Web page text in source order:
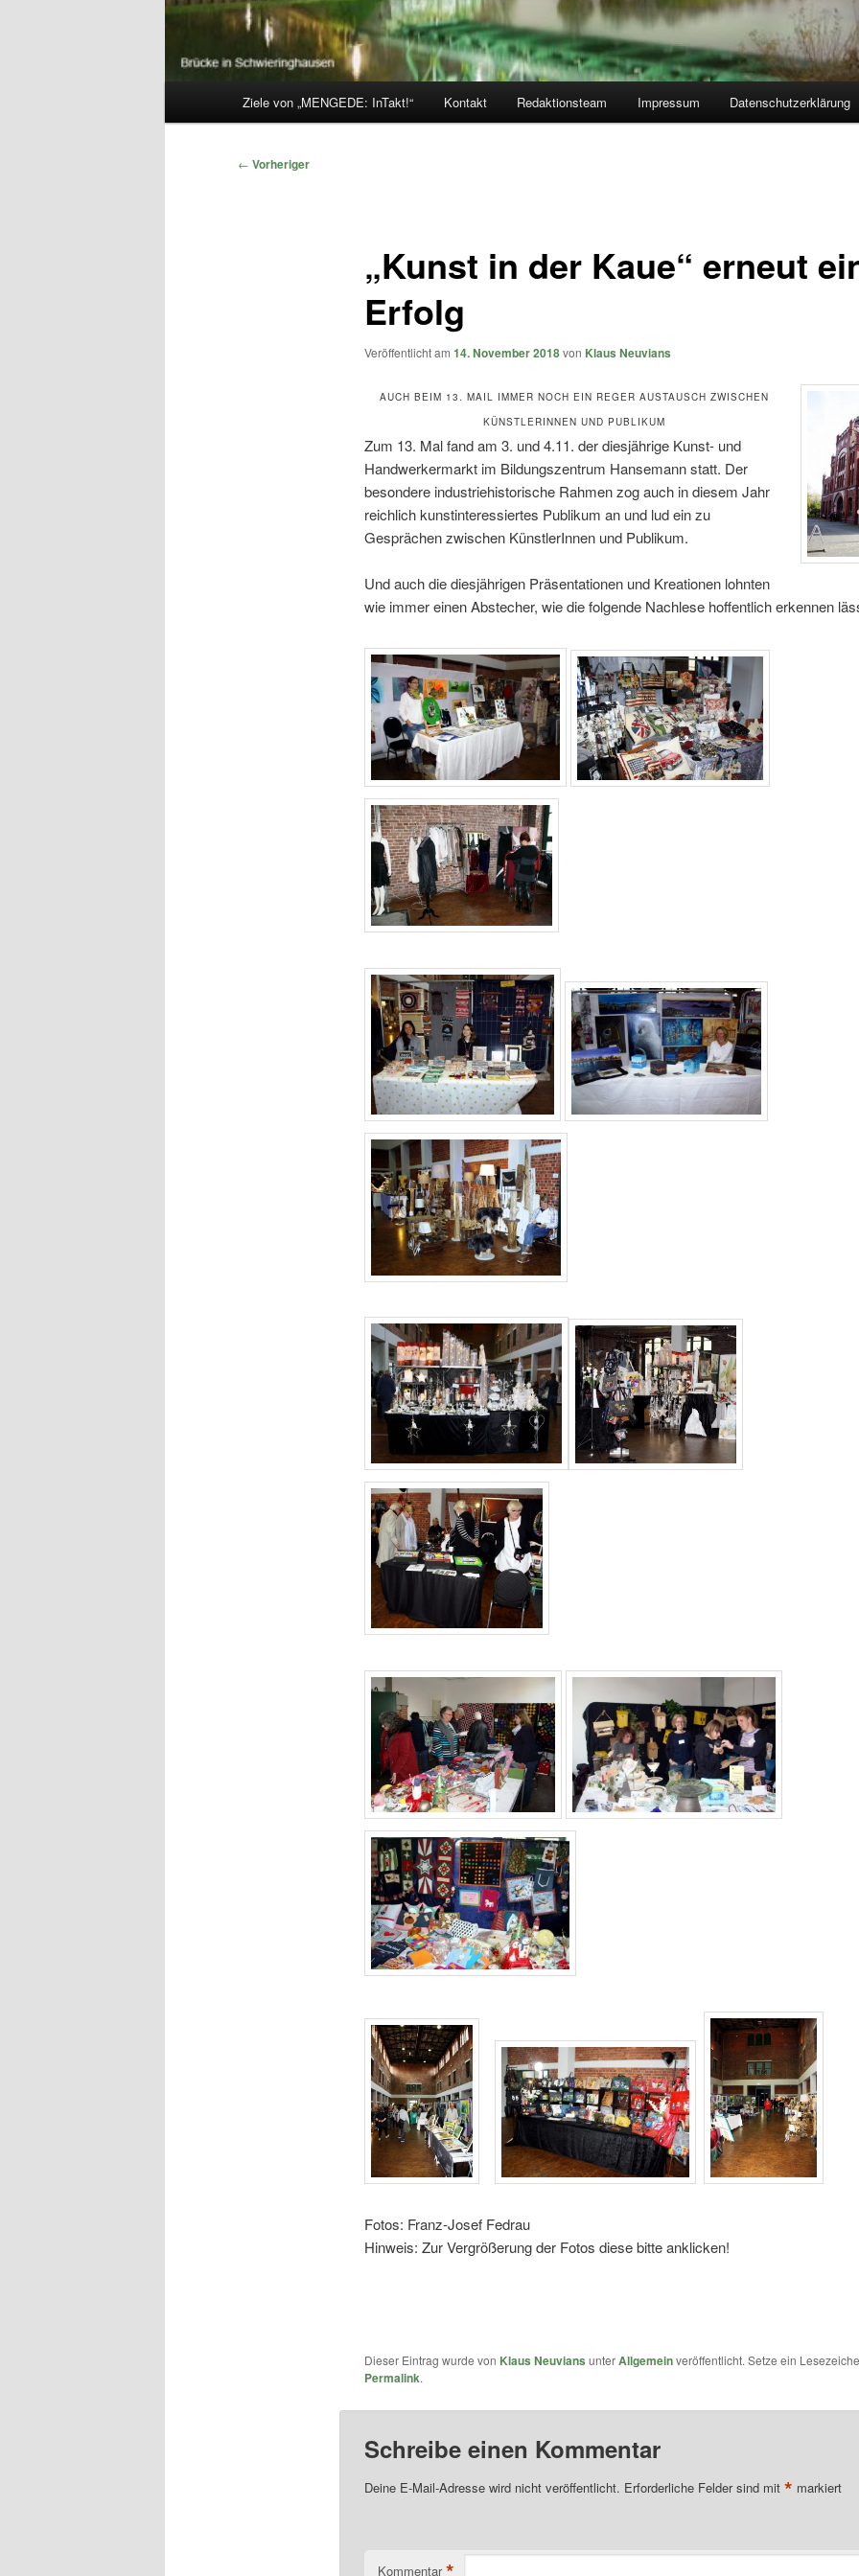
Ziele von „MENGEDE: InTakt!“ Kontakt Redaktionsteam Impressum Datenschutzerklärung
Beitragsnavigation
← Vorheriger
„Kunst in der Kaue“ erneut
Erfolg
Veröffentlicht am 14. November 2018von Klaus Neuvians
AUCH BEIM 13. MAIL IMMER NOCH EIN REGER AUSTAUSCH ZWISCHEN
KÜNSTLERINNEN UND PUBLIKUM
Zum 13. Mal fand am 3. und 4.11. der diesjährige Kunst- und
Handwerkermarkt im Bildungszentrum Hansemann statt. Der
besondere industriehistorische Rahmen zog auch in diesem Jahr
reichlich kunstinteressiertes Publikum an und lud ein zu
Gesprächen zwischen KünstlerInnen und Publikum.
Und auch die diesjährigen Präsentationen und Kreationen lohnten
wie immer einen Abstecher, wie die folgende Nachlese hoffentlich erkennen
Fotos: Franz-Josef Fedrau
Hinweis: Zur Vergrößerung der Fotos diese bitte anklicken!
Dieser Eintrag wurde von Klaus Neuvians unterAllgemeinveröffentlicht. Setze ein
Permalink.
Schreibe einen Kommentar
Deine E-Mail-Adresse wird nicht veröffentlicht. Erforderliche Felder sind mit * markiert
Kommentar